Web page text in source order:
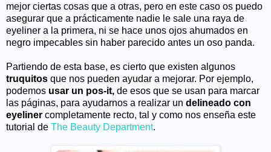
mejor ciertas cosas que a otras, pero en este caso os puedo
asegurar que a prácticamente nadie le sale una raya de
eyeliner a la primera, ni se hace unos ojos ahumados en
negro impecables sin haber parecido antes un oso panda.
Partiendo de esta base, es cierto que existen algunos
truquitos que nos pueden ayudar a mejorar. Por ejemplo,
podemos usar un pos-it, de esos que se usan para marcar
las páginas, para ayudarnos a realizar un delineado con
eyeliner completamente recto, tal y como nos enseña este
tutorial de The Beauty Department.